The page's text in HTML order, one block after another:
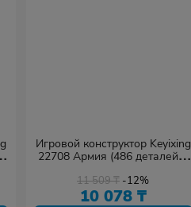
Игровой конструктор Keyixing
22708 Армия (486 деталей в
11 509₸ -12%
10 078 ₸